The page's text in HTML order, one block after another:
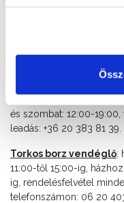
12:00 óráig a +36 84 310
Május 4-től
Május 7-
és szombat: 12:00-19:00,
leadás: +36 20 383 81 39.
Torkos borz vendéglő:
11:00-től 15:00-ig,
ig, rendelésfelvétel
telefonszámon: 06 20